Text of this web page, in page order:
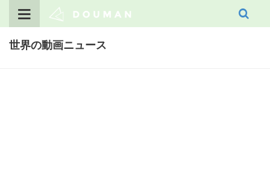
世界の動画ニュース